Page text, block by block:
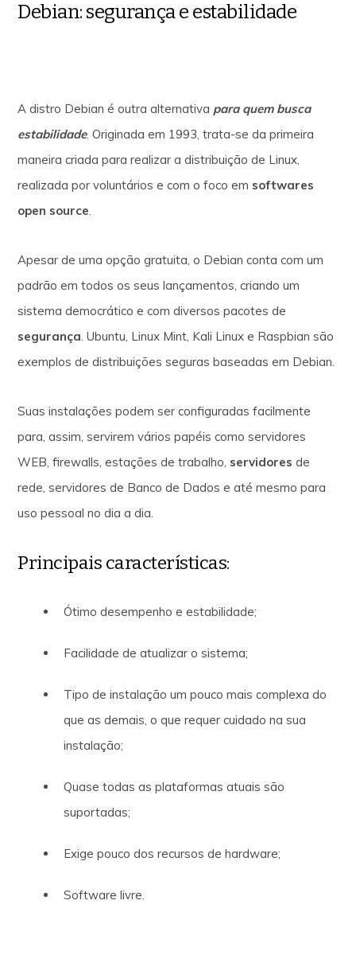
Debian: segurança e estabilidade
A distro Debian é outra alternativa para quem busca
estabilidade. Originada em 1993, trata-se da primeira
maneira criada para realizar a distribuição de Linux,
realizada por voluntários e com o foco em softwares
open source.
Apesar de uma opção gratuita, o Debian conta com um
padrão em todos os seus lançamentos, criando um
sistema democrático e com diversos pacotes de
segurança. Ubuntu, Linux Mint, Kali Linux e Raspbian são
exemplos de distribuições seguras baseadas em Debian.
Suas instalações podem ser configuradas facilmente
para, assim, servirem vários papéis como servidores
WEB, firewalls, estações de trabalho, servidores de
rede, servidores de Banco de Dados e até mesmo para
uso pessoal no dia a dia.
Principais características:
Ótimo desempenho e estabilidade;
Facilidade de atualizar o sistema;
Tipo de instalação um pouco mais complexa do
que as demais, o que requer cuidado na sua
instalação;
Quase todas as plataformas atuais são
suportadas;
Exige pouco dos recursos de hardware;
Software livre.